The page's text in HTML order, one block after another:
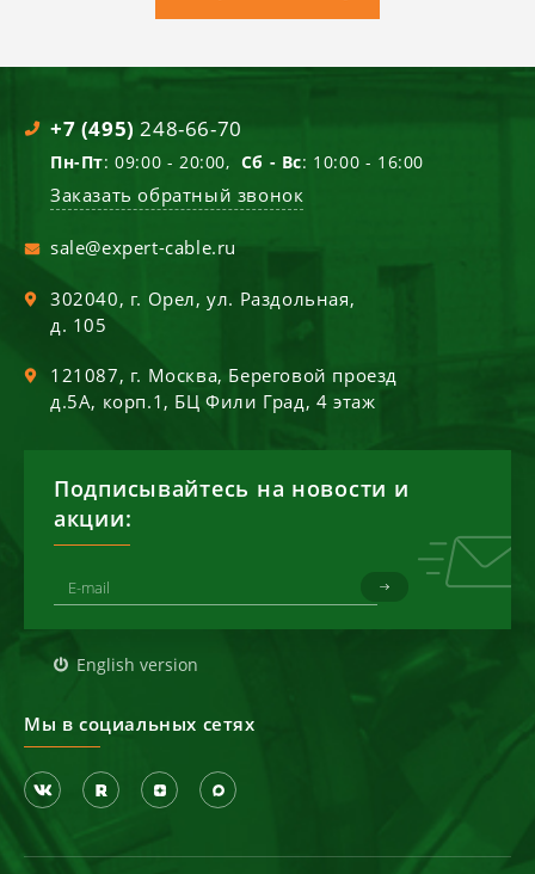
+7 (495) 248-66-70
Пн-Пт: 09:00 - 20:00, Сб - Вс: 10:00 - 16:00
Заказать обратный звонок
sale@expert-cable.ru
302040, г. Орел,ул. Раздольная,
д. 105
121087, г. Москва, Береговой проезд
д.5А, корп.1, БЦ Фили Град, 4 этаж
Подписывайтесь на новости и
акции:
English version
Мы в социальных сетях